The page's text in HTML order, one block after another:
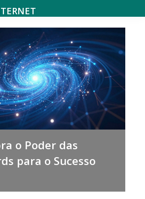
o Poder das
para o Sucesso